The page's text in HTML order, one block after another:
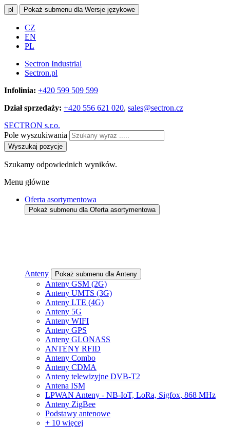
pl Pokaż submenu dla Wersje językowe
CZ
EN
PL
Sectron Industrial
Sectron.pl
Infolinia: +420 599 509 599
Dział sprzedaży: +420 556 621 020, sales@sectron.cz
SECTRON s.r.o.
Pole wyszukiwania
Wyszukaj pozycje
Szukamy odpowiednich wyników.
Menu główne
Oferta asortymentowa
Pokaż submenu dla Oferta asortymentowa
Anteny Pokaż submenu dla Anteny
Anteny GSM (2G)
Anteny UMTS (3G)
Anteny LTE (4G)
Anteny 5G
Anteny WIFI
Anteny GPS
Anteny GLONASS
ANTENY RFID
Anteny Combo
Anteny CDMA
Anteny telewizyjne DVB-T2
Antena ISM
LPWAN Anteny - NB-IoT, LoRa, Sigfox, 868 MHz
Anteny ZigBee
Podstawy antenowe
+ 10 więcej